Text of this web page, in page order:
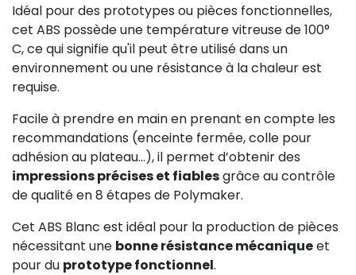
Idéal pour des prototypes ou pièces fonctionnelles,
cet ABS possède une température vitreuse de 100°
C, ce qui signifie qu'il peut être utilisé dans un
environnement ou une résistance à la chaleur est
requise.
Facile à prendre en main en prenant en compte les
recommandations (enceinte fermée, colle pour
adhésion au plateau...), il permet d’obtenir des
impressions précises et fiablesgrâce au contrôle
de qualité en 8 étapes de Polymaker.
Cet ABS Blanc est idéal pour la production de pièces
nécessitant une bonne résistance mécaniqueet
pour du prototype fonctionnel.